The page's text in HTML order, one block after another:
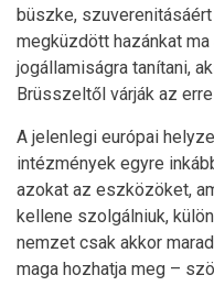
büszke,
megküzdött hazánkat
jogállamiságra tanítani,
Brüsszeltől várják az
A jelenlegi európai
intézmények egyre
azokat az eszközöket,
kellene szolgálniuk,
nemzet csak akkor
maga hozhatja meg –